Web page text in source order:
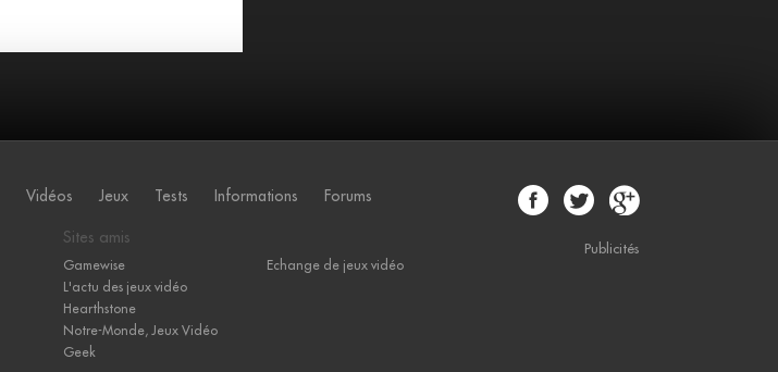
Vidéos Jeux Tests Informations Forums
Sites amis
Gamewise
L'actu des jeux vidéo
Hearthstone
Notre-Monde, Jeux Vidéo
Geek
Echange de jeux vidéo
Publicités